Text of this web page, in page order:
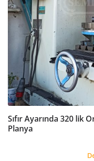
Sıfır Ayarında 320 lik
Planya